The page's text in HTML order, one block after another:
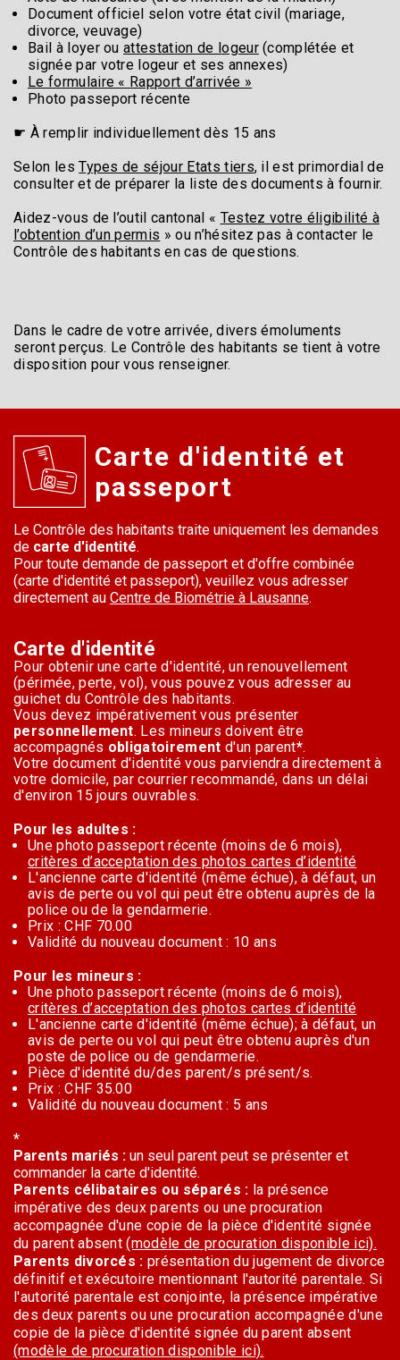
Document officiel selon votre état civil (mariage,
divorce, veuvage)
Bail à loyer ouattestation de logeur(complétée et
signée par votre logeur et ses annexes)
Le formulaire « Rapport d’arrivée »
Photo passeport récente
☛ À remplir individuellement dès 15 ans
Selon lesTypes de séjour Etats tiers, il est primordial de
consulter et de préparer la liste des documents à fournir.
Aidez-vous de l’outil cantonal « Testez votre éligibilité à
l’obtention d’un permis » ou n’hésitez pas à contacter le
Contrôle des habitants en cas de questions.
Dans le cadre de votre arrivée, divers émoluments
seront perçus. Le Contrôle des habitants se tient à votre
disposition pour vous renseigner.
Carte d'identité et
passeport
Le Contrôle des habitants traite uniquement les demandes
de carte d'identité.
Pour toute demande de passeport et d'offre combinée
(carte d'identité et passeport), veuillez vous adresser
directement au Centre de Biométrie à Lausanne.
Carte d'identité
Pour obtenir une carte d'identité, un renouvellement
(périmée, perte, vol), vous pouvez vous adresser au
guichet du Contrôle des habitants.
Vous devez impérativement vous présenter
personnellement. Les mineurs doivent être
accompagnés obligatoirement d'un parent*.
Votre document d'identité vous parviendra directement à
votre domicile, par courrier recommandé, dans un délai
d'environ 15 jours ouvrables.
Pour les adultes :
Une photo passeport récente (moins de 6 mois),
critères d’acceptation des photos cartes d’identité
L'ancienne carte d'identité (même échue), à défaut, un
avis de perte ou vol qui peut être obtenu auprès de la
police ou de la gendarmerie.
Prix : CHF 70.00
Validité du nouveau document : 10 ans
Pour les mineurs :
Une photo passeport récente (moins de 6 mois),
critères d’acceptation des photos cartes d’identité
L'ancienne carte d'identité (même échue); à défaut, un
avis de perte ou vol qui peut être obtenu auprès d'un
poste de police ou de gendarmerie.
Pièce d'identité du/des parent/s présent/s.
Prix : CHF 35.00
Validité du nouveau document : 5 ans
*
Parents mariés : un seul parent peut se présenter et
commander la carte d'identité.
Parents célibataires ou séparés : la présence
impérative des deux parents ou une procuration
accompagnée d'une copie de la pièce d'identité signée
du parent absent(modèle de procuration disponible ici).
Parents divorcés : présentation du jugement de divorce
définitif et exécutoire mentionnant l'autorité parentale. Si
l'autorité parentale est conjointe, la présence impérative
des deux parents ou une procuration accompagnée d'une
copie de la pièce d'identité signée du parent absent
(modèle de procuration disponible ici).